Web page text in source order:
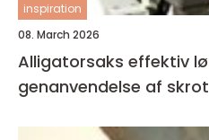
inspiration
08. March 2026
Alligatorsaks effektiv løsning til sortering og
genanvendelse af skrot